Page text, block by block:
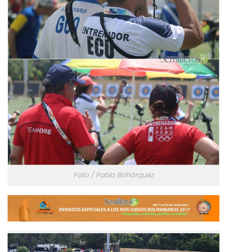
Foto / Pablo Bohórquez